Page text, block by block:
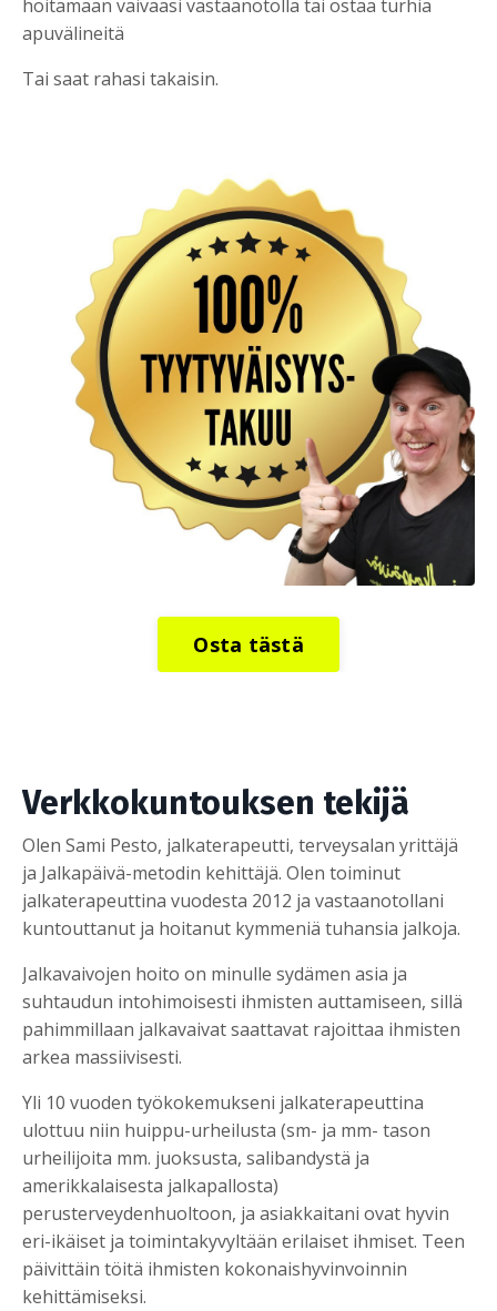
hoitamaan vaivaasi vastaanotolla tai ostaa turhia
apuvälineitä
Tai saat rahasi takaisin.
Osta tästä
Verkkokuntouksen tekijä
Olen Sami Pesto, jalkaterapeutti, terveysalan yrittäjä
ja Jalkapäivä-metodin kehittäjä. Olen toiminut
jalkaterapeuttina vuodesta 2012 ja vastaanotollani
kuntouttanut ja hoitanut kymmeniä tuhansia jalkoja.
Jalkavaivojen hoito on minulle sydämen asia ja
suhtaudun intohimoisesti ihmisten auttamiseen, sillä
pahimmillaan jalkavaivat saattavat rajoittaa ihmisten
arkea massiivisesti.
Yli 10 vuoden työkokemukseni jalkaterapeuttina
ulottuu niin huippu-urheilusta (sm- ja mm- tason
urheilijoita mm. juoksusta, salibandystä ja
amerikkalaisesta jalkapallosta)
perusterveydenhuoltoon, ja asiakkaitani ovat hyvin
eri-ikäiset ja toimintakyvyltään erilaiset ihmiset. Teen
päivittäin töitä ihmisten kokonaishyvinvoinnin
kehittämiseksi.